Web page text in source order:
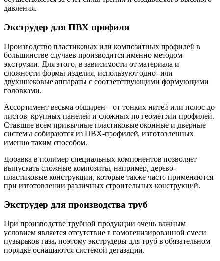
давления.
Экструдер для ПВХ профиля
Производство пластиковых или композитных профилей в
большинстве случаев производится именно методом
экструзии. Для этого, в зависимости от материала и
сложности формы изделия, используют одно- или
двухшнековые аппараты с соответствующими формующими
головками.
Ассортимент весьма обширен – от тонких нитей или полос до
листов, крупных панелей и сложных по геометрии профилей.
Ставшие всем привычные пластиковые оконные и дверные
системы собираются из ПВХ-профилей, изготовленных
именно таким способом.
Добавка в полимер специальных компонентов позволяет
выпускать сложные композиты, например, дерево-
пластиковые конструкции, которые также часто применяются
при изготовлении различных строительных конструкций.
Экструдер для производства труб
При производстве трубной продукции очень важным
условием является отсутствие в гомогенизированной смеси
пузырьков газа, поэтому экструдеры для труб в обязательном
порядке оснащаются системой дегазации.